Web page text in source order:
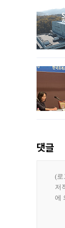
댓글